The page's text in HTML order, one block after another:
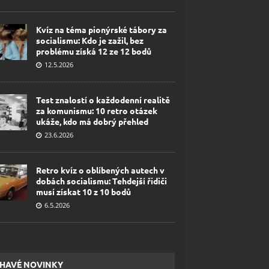
Kvíz na téma pionýrské tábory za
socialismu: Kdo je zažil, bez
problému získá 12 ze 12 bodů
12.5.2026
Test znalostí o každodenní realitě
za komunismu: 10 retro otázek
ukáže, kdo má dobrý přehled
23.6.2026
Retro kvíz o oblíbených autech v
dobách socialismu: Tehdejší řidiči
musí získat 10 z 10 bodů
6.5.2026
NOVINKY